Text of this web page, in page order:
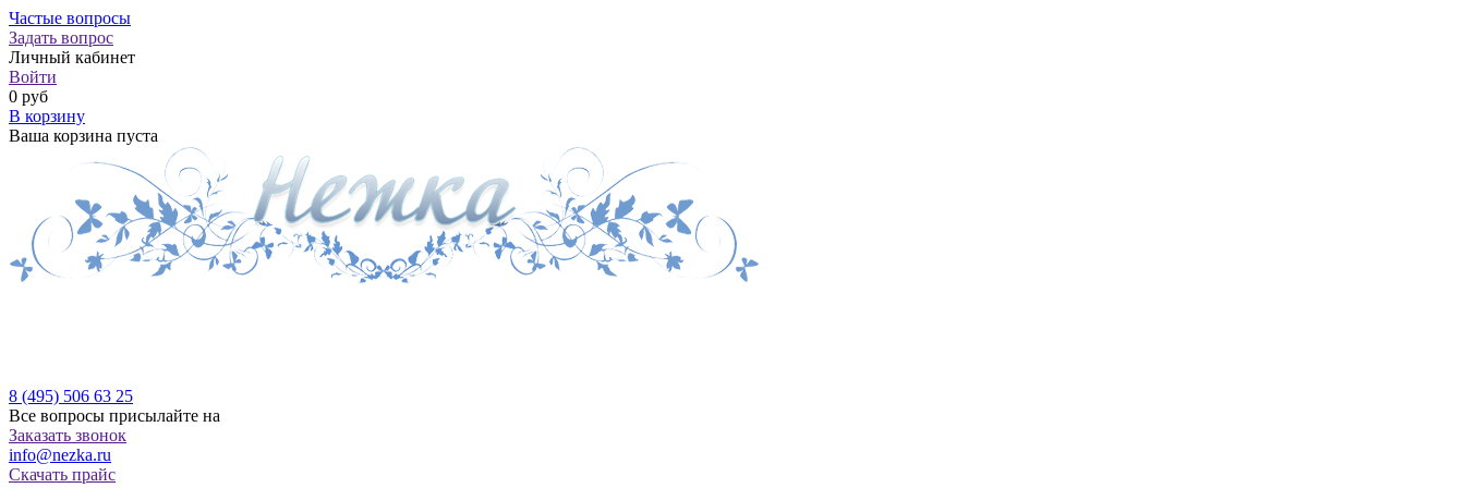
Частые вопросы
Задать вопрос
Личный кабинет
Войти
0 руб
В корзину
Ваша корзина пуста
8 (495) 506 63 25
Все вопросы присылайте на
Заказать звонок
info@nezka.ru
Скачать прайс